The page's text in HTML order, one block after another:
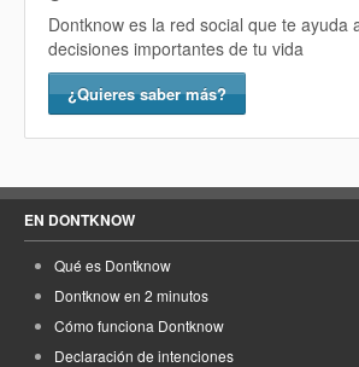
Dontknow es la red social que te ayuda
decisiones importantes de tu vida
¿Quieres saber más?
EN DONTKNOW
Qué es Dontknow
Dontknow en 2 minutos
Cómo funciona Dontknow
Declaración de intenciones